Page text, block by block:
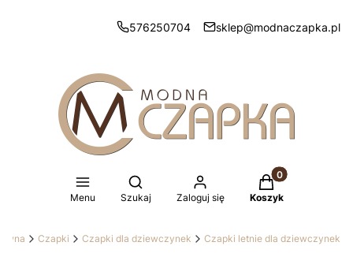
576250704 sklep@modnaczapka.pl
Menu
Otwórz wyszukiwarkę
Szukaj Zaloguj się
Produkty w
Koszyk
Czapki Czapki dla dziewczynek Czapki letnie dla dziewczynek